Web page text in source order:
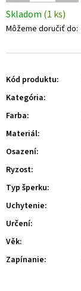
Skladom (1 ks)
Môžeme doručiť do:
Kód produktu:
Kategória:
Farba:
Materiál:
Osazení:
Ryzost:
Typ šperku:
Uchytenie:
Určení:
Věk:
Zapínanie: